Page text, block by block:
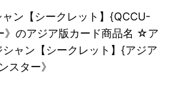
ン【シークレット】{QCCU-
》のアジア版カード商品名 ☆ア
ャン【シークレット】{アジア
スター》